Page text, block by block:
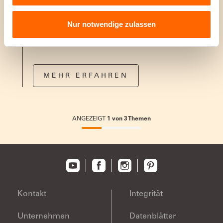
Nur notwendige zulassen
Wandfarbe
Spritzt nicht, tropft nicht. Deckt sofort perfekt
MEHR ERFAHREN
ANGEZEIGT 1 von 3Themen
33.33333333333333%
Kontakt
Unternehmen
Integrität
Datenblätter